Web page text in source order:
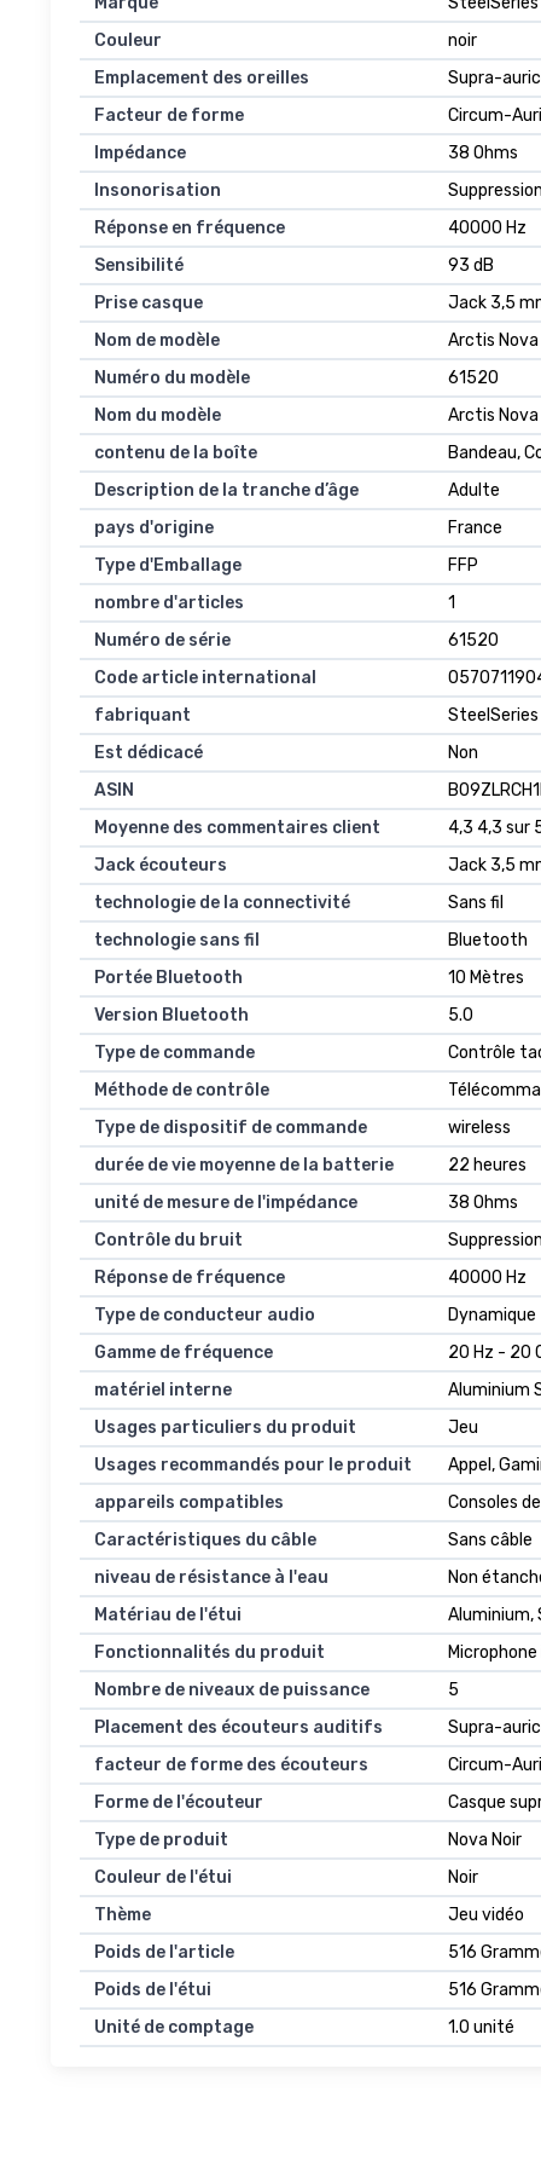
Couleur
noir
Emplacement des oreilles
Supra-
Facteur de forme
Circum-
Impédance
38 Ohms
Insonorisation
Réponse en fréquence
40000 Hz
Sensibilité
93 dB
Prise casque
Jack 3,5
Nom de modèle
Arctis Nova
Numéro du modèle
61520
Nom du modèle
Arctis Nova
contenu de la boîte
Bandeau,
Description de la tranche d’âge
Adulte
pays d'origine
France
Type d'Emballage
FFP
nombre d'articles
1
Numéro de série
61520
Code article international
fabriquant
SteelSeries
Est dédicacé
Non
ASIN
Moyenne des commentaires client
4,3 4,3 sur
Jack écouteurs
Jack 3,5
technologie de la connectivité
Sans fil
technologie sans fil
Bluetooth
Portée Bluetooth
10 Mètres
Version Bluetooth
5.0
Type de commande
Contrôle
Méthode de contrôle
Type de dispositif de commande
wireless
durée de vie moyenne de la batterie
22 heures
unité de mesure de l'impédance
38 Ohms
Contrôle du bruit
Réponse de fréquence
40000 Hz
Type de conducteur audio
Dynamique
Gamme de fréquence
20 Hz - 20
matériel interne
Aluminium
Usages particuliers du produit
Jeu
Usages recommandés pour le produit
Appel,
appareils compatibles
Consoles
Caractéristiques du câble
Sans câble
niveau de résistance à l'eau
Non
Matériau de l'étui
Aluminium,
Fonctionnalités du produit
Nombre de niveaux de puissance
5
Placement des écouteurs auditifs
Supra-
facteur de forme des écouteurs
Circum-
Forme de l'écouteur
Casque
Type de produit
Nova Noir
Couleur de l'étui
Noir
Thème
Jeu vidéo
Poids de l'article
516
Poids de l'étui
516
Unité de comptage
1.0 unité